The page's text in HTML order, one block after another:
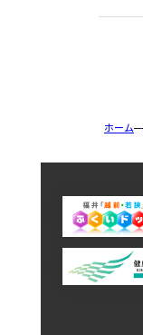
ホーム